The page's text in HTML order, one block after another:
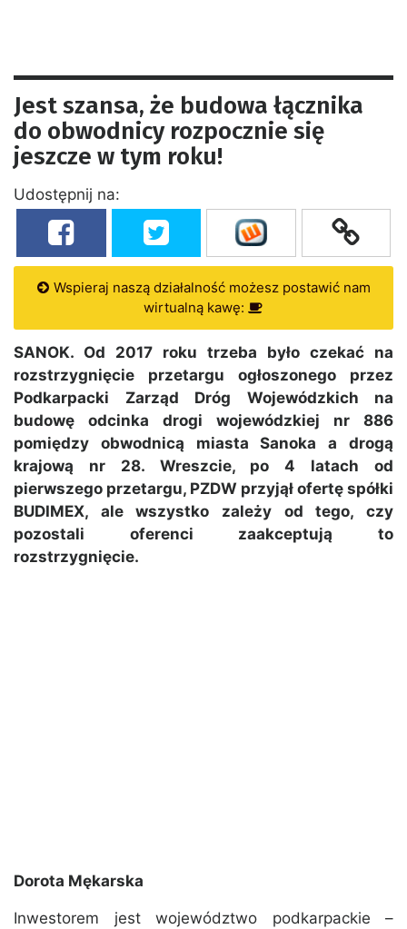
Jest szansa, że budowa łącznika
do obwodnicy rozpocznie się
jeszcze w tym roku!
Udostępnij na:
Wspieraj naszą działalność możesz postawić nam
wirtualną kawę:
SANOK. Od 2017 roku trzeba było czekać na
rozstrzygnięcie przetargu ogłoszonego przez
Podkarpacki Zarząd Dróg Wojewódzkich na
budowę odcinka drogi wojewódzkiej nr 886
pomiędzy obwodnicą miasta Sanoka a drogą
krajową nr 28. Wreszcie, po 4 latach od
pierwszego przetargu, PZDW przyjął ofertę spółki
BUDIMEX, ale wszystko zależy od tego, czy
pozostali oferenci zaakceptują to
rozstrzygnięcie.
Dorota Mękarska
Inwestorem jest województwo podkarpackie –